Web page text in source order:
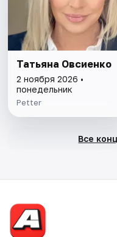
Татьяна Овсиенко
2 ноября 2026 •
понедельник
Petter
Все